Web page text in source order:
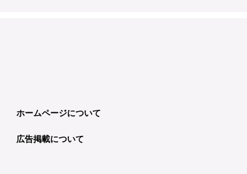
ホームページについて
広告掲載について